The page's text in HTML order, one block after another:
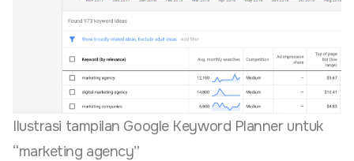
Ilustrasi tampilan Google Keyword Planner untuk
“marketing agency”